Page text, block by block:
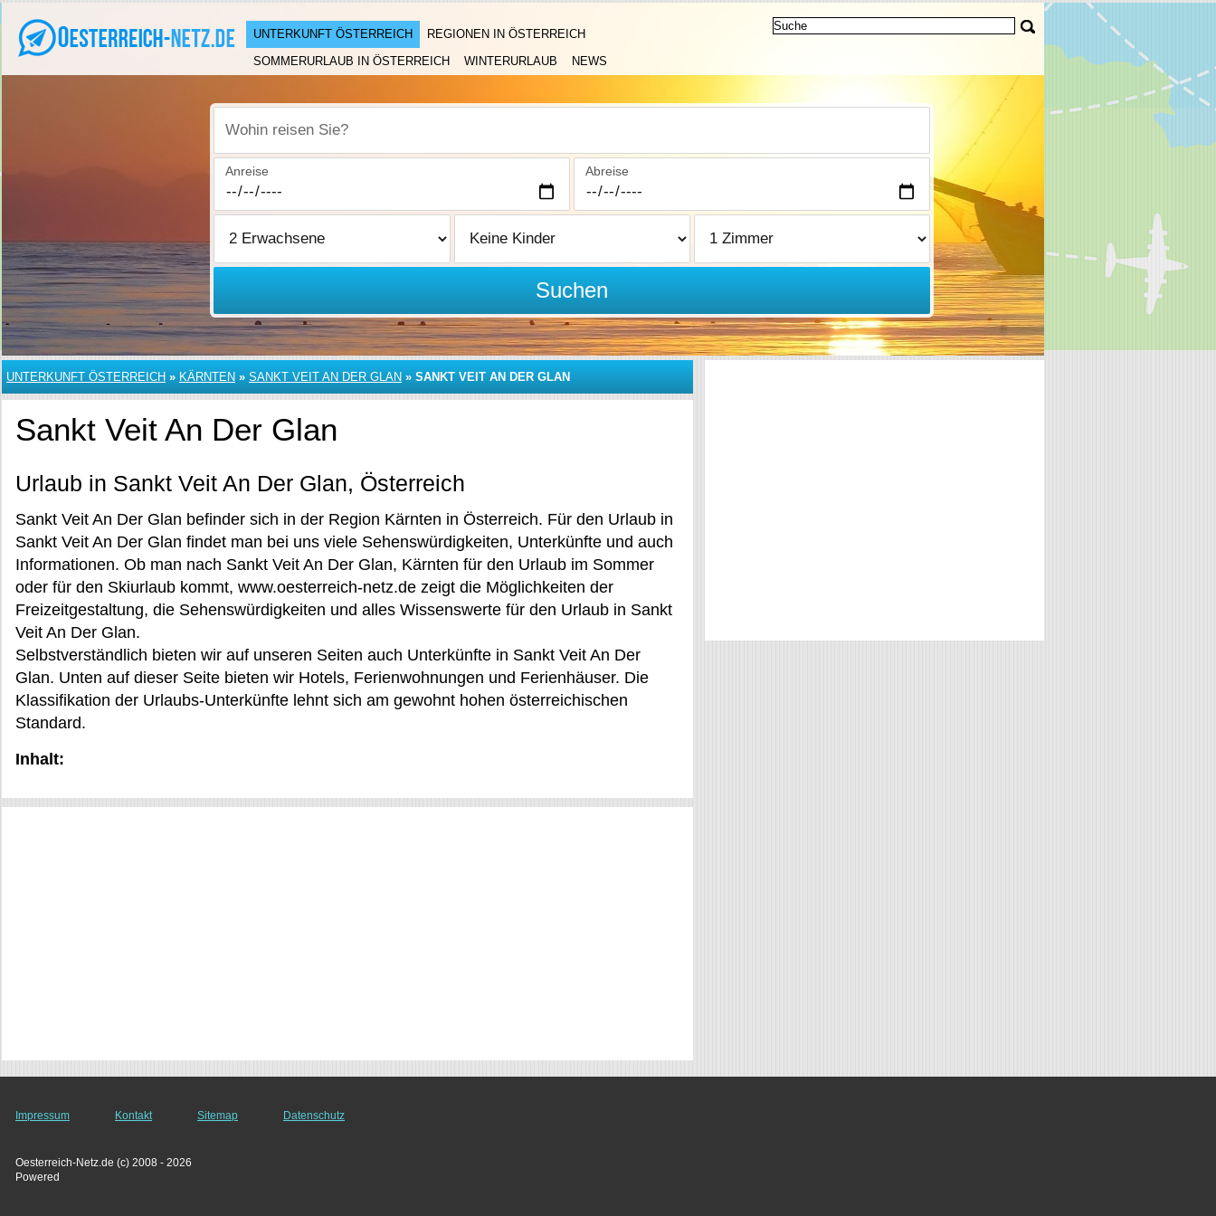
UNTERKUNFT ÖSTERREICH
REGIONEN IN ÖSTERREICH
SOMMERURLAUB IN ÖSTERREICH
WINTERURLAUB NEWS
Wohin reisen Sie?
Anreise Abreise
Suchen
UNTERKUNFT ÖSTERREICH » KÄRNTEN » SANKT VEIT AN DER GLAN » SANKT VEIT AN DER GLAN
Sankt Veit An Der Glan
Urlaub in Sankt Veit An Der Glan, Österreich
Sankt Veit An Der Glan befinder sich in der Region Kärnten in Österreich. Für den Urlaub in
Sankt Veit An Der Glan findet man bei uns viele Sehenswürdigkeiten, Unterkünfte und auch
Informationen. Ob man nach Sankt Veit An Der Glan, Kärnten für den Urlaub im Sommer
oder für den Skiurlaub kommt, www.oesterreich-netz.de zeigt die Möglichkeiten der
Freizeitgestaltung, die Sehenswürdigkeiten und alles Wissenswerte für den Urlaub in Sankt
Veit An Der Glan.
Selbstverständlich bieten wir auf unseren Seiten auch Unterkünfte in Sankt Veit An Der
Glan. Unten auf dieser Seite bieten wir Hotels, Ferienwohnungen und Ferienhäuser. Die
Klassifikation der Urlaubs-Unterkünfte lehnt sich am gewohnt hohen österreichischen
Standard.
Inhalt:
Impressum Kontakt Sitemap Datenschutz
Oesterreich-Netz.de (c) 2008 - 2026
Powered